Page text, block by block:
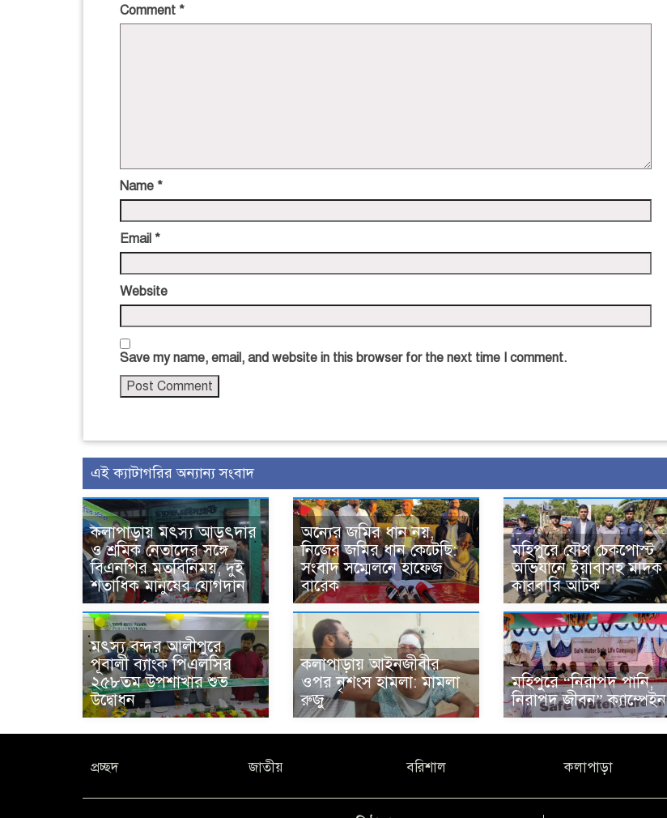
Comment *
Name *
Email *
Website
Save my name, email, and website in this browser for the next time I comment.
এই ক্যাটাগরির অন্যান্য সংবাদ
কলাপাড়ায় মৎস্য আড়ৎদার
ও শ্রমিক নেতাদের সঙ্গে
বিএনপির মতবিনিময়, দুই
শতাধিক মানুষের যোগদান
অন্যের জমির ধান নয়,
নিজের জমির ধান কেটেছি:
সংবাদ সম্মেলনে হাফেজ
বারেক
মহিপুরে যৌথ চেকপোস্ট
অভিযানে ইয়াবাসহ মাদক
কারবারি আটক
মৎস্য বন্দর আলীপুরে
পূবালী ব্যাংক পিএলসির
২৫৮তম উপশাখার শুভ
উদ্বোধন
কলাপাড়ায় আইনজীবীর
ওপর নৃশংস হামলা: মামলা
রুজু
মহিপুরে “নিরাপদ পানি,
নিরাপদ জীবন” ক্যাম্পেইন
প্রচ্ছদ জাতীয় বরিশাল কলাপাড়া